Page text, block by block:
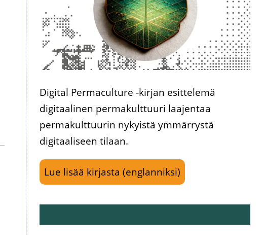
Digital Permaculture -kirjan esittelemä
digitaalinen permakulttuuri laajentaa
permakulttuurin nykyistä ymmärrystä
digitaaliseen tilaan.
Lue lisää kirjasta (englanniksi)